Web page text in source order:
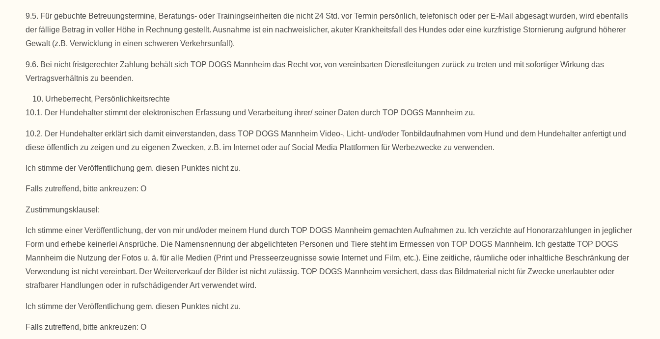
9.5. Für gebuchte Betreuungstermine, Beratungs- oder Trainingseinheiten die nicht 24 Std. vor Termin persönlich, telefonisch oder per E-Mail abgesagt wurden, wird ebenfalls
der fällige Betrag in voller Höhe in Rechnung gestellt. Ausnahme ist ein nachweislicher, akuter Krankheitsfall des Hundes oder eine kurzfristige Stornierung aufgrund höherer
Gewalt (z.B. Verwicklung in einen schweren Verkehrsunfall).
9.6. Bei nicht fristgerechter Zahlung behält sich TOP DOGS Mannheim das Recht vor, von vereinbarten Dienstleitungen zurück zu treten und mit sofortiger Wirkung das
Vertragsverhältnis zu beenden.
Urheberrecht, Persönlichkeitsrechte
10.1. Der Hundehalter stimmt der elektronischen Erfassung und Verarbeitung ihrer/ seiner Daten durch TOP DOGS Mannheim zu.
10.2. Der Hundehalter erklärt sich damit einverstanden, dass TOP DOGS Mannheim Video-, Licht- und/oder Tonbildaufnahmen vom Hund und dem Hundehalter anfertigt und
diese öffentlich zu zeigen und zu eigenen Zwecken, z.B. im Internet oder auf Social Media Plattformen für Werbezwecke zu verwenden.
Ich stimme der Veröffentlichung gem. diesen Punktes nicht zu.
Falls zutreffend, bitte ankreuzen: O
Zustimmungsklausel:
Ich stimme einer Veröffentlichung, der von mir und/oder meinem Hund durch TOP DOGS Mannheim gemachten Aufnahmen zu. Ich verzichte auf Honorarzahlungen in jeglicher
Form und erhebe keinerlei Ansprüche. Die Namensnennung der abgelichteten Personen und Tiere steht im Ermessen von TOP DOGS Mannheim. Ich gestatte TOP DOGS
Mannheim die Nutzung der Fotos u. ä. für alle Medien (Print und Presseerzeugnisse sowie Internet und Film, etc.). Eine zeitliche, räumliche oder inhaltliche Beschränkung der
Verwendung ist nicht vereinbart. Der Weiterverkauf der Bilder ist nicht zulässig. TOP DOGS Mannheim versichert, dass das Bildmaterial nicht für Zwecke unerlaubter oder
strafbarer Handlungen oder in rufschädigender Art verwendet wird.
Ich stimme der Veröffentlichung gem. diesen Punktes nicht zu.
Falls zutreffend, bitte ankreuzen: O